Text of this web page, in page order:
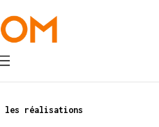
les réalisations